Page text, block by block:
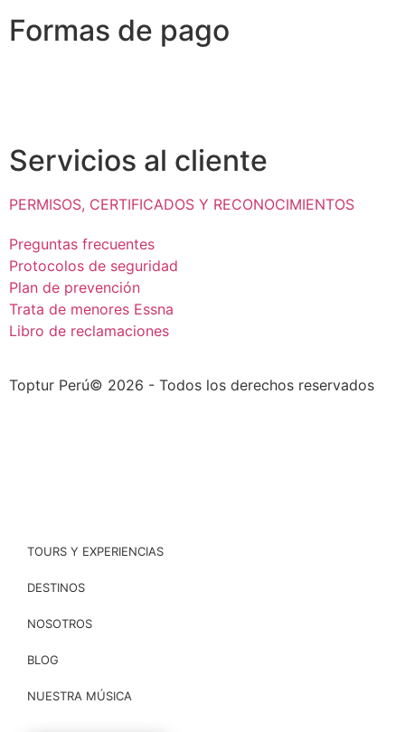
Formas de pago
Servicios al cliente
PERMISOS, CERTIFICADOS Y RECONOCIMIENTOS
Preguntas frecuentes
Protocolos de seguridad
Plan de prevención
Trata de menores Essna
Libro de reclamaciones
Toptur Perú© 2026 - Todos los derechos reservados
TOURS Y EXPERIENCIAS
DESTINOS
NOSOTROS
BLOG
NUESTRA MÚSICA